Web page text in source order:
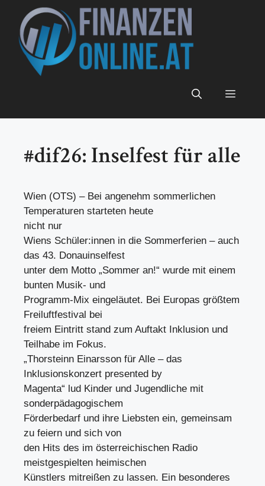
Inhalt
springen
Menü
#dif26: Inselfest für alle
Wien (OTS) – Bei angenehm sommerlichen
Temperaturen starteten heute
nicht nur
Wiens Schüler:innen in die Sommerferien – auch
das 43. Donauinselfest
unter dem Motto „Sommer an!“ wurde mit einem
bunten Musik- und
Programm-Mix eingeläutet. Bei Europas größtem
Freiluftfestival bei
freiem Eintritt stand zum Auftakt Inklusion und
Teilhabe im Fokus.
„Thorsteinn Einarsson für Alle – das
Inklusionskonzert presented by
Magenta“ lud Kinder und Jugendliche mit
sonderpädagogischem
Förderbedarf und ihre Liebsten ein, gemeinsam
zu feiern und sich von
den Hits des im österreichischen Radio
meistgespielten heimischen
Künstlers mitreißen zu lassen. Ein besonderes